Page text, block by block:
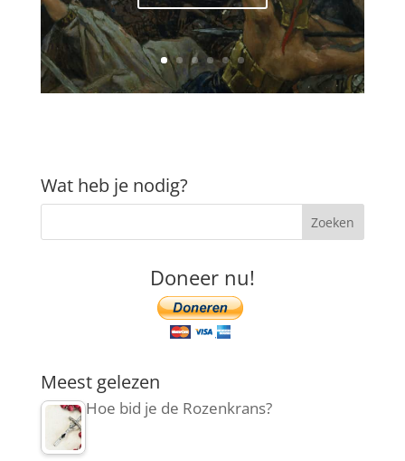
Wat heb je nodig?
Doneer nu!
Meest gelezen
Hoe bid je de Rozenkrans?